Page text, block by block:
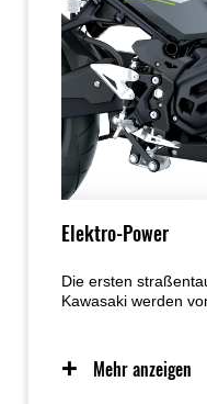
Elektro-Power
Die ersten
Kawasaki werden
Ansprechverhalten
bietet. Vom Fahrer
Mehr anzeigen